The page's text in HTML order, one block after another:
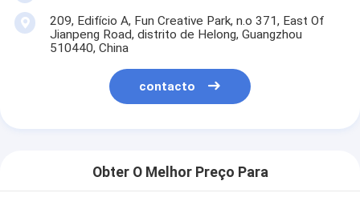
209, Edifício A, Fun Creative Park, n.o 371, East Of
Jianpeng Road, distrito de Helong, Guangzhou
510440, China
contacto
Obter O Melhor Preço Para